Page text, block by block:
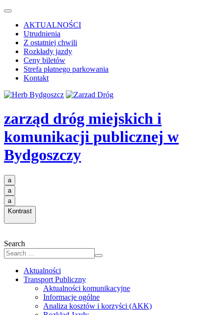
AKTUALNOŚCI
Utrudnienia
Z ostatniej chwili
Rozkłady jazdy
Ceny biletów
Strefa płatnego parkowania
Kontakt
zarząd dróg miejskich i
komunikacji publicznej w
Bydgoszczy
a
a
a
Kontrast
Search
Aktualności
Transport Publiczny
Aktualności komunikacyjne
Informacje ogólne
Analiza kosztów i korzyści (AKK)